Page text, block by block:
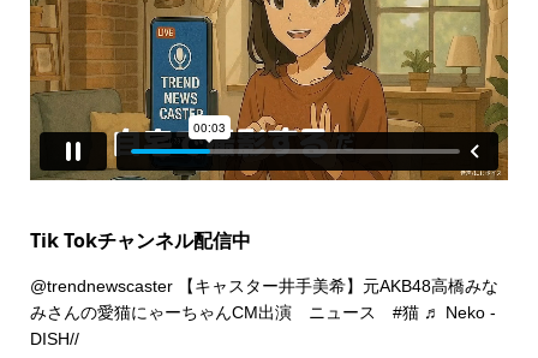
Tik Tokチャンネル配信中
@trendnewscaster【キャスター井手美希】元AKB48高橋みな
みさんの愛猫にゃーちゃんCM出演 ニュース #猫 ♬ Neko -
DISH//